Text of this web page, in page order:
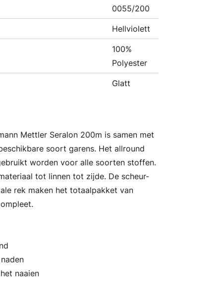
0055/200
Hellviolett
100%
Polyester
Glatt
Mettler Seralon 200m is samen met
soort garens. Het allround
worden voor alle soorten stoffen.
tot linnen tot zijde. De scheur-
rek maken het totaalpakket van
naaien